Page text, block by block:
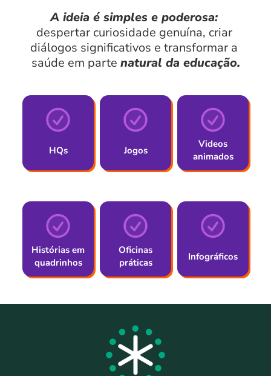
A ideia é simples e poderosa:
despertar curiosidade genuína, criar
diálogos significativos e transformar a
saúde em parte natural da educação.
HQs Jogos
Videos
animados
Histórias em
quadrinhos
Oficinas
práticas
Infográficos